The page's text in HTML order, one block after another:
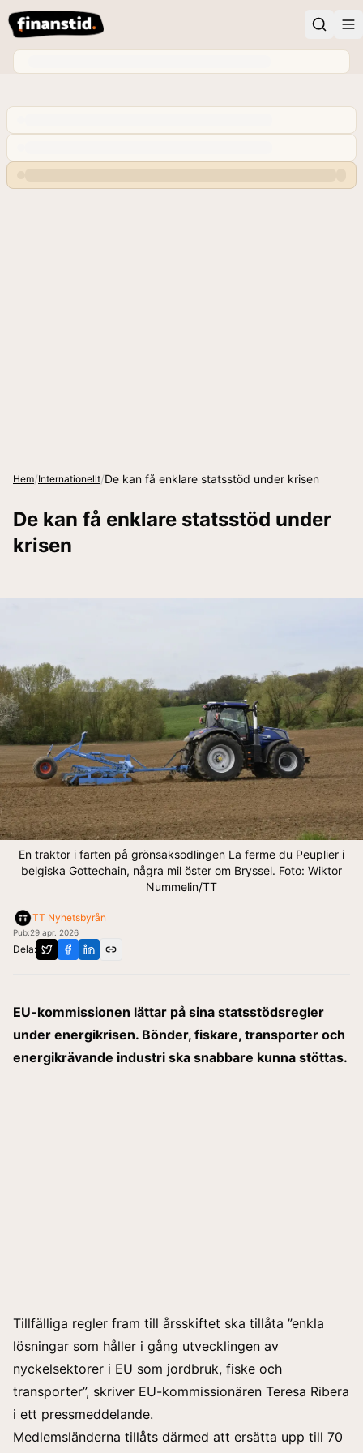
Hem/Internationellt/De kan få enklare statsstöd under krisen
De kan få enklare statsstöd under
krisen
En traktor i farten på grönsaksodlingen La ferme du Peuplier i
belgiska Gottechain, några mil öster om Bryssel. Foto: Wiktor
Nummelin/TT
TT Nyhetsbyrån
Pub:29 apr. 2026
Dela:
EU-kommissionen lättar på sina statsstödsregler
under energikrisen. Bönder, fiskare, transporter och
energikrävande industri ska snabbare kunna stöttas.
Tillfälliga regler fram till årsskiftet ska tillåta ”enkla
lösningar som håller i gång utvecklingen av
nyckelsektorer i EU som jordbruk, fiske och
transporter”, skriver EU-kommissionären Teresa Ribera
i ett pressmeddelande.
Medlemsländerna tillåts därmed att ersätta upp till 70